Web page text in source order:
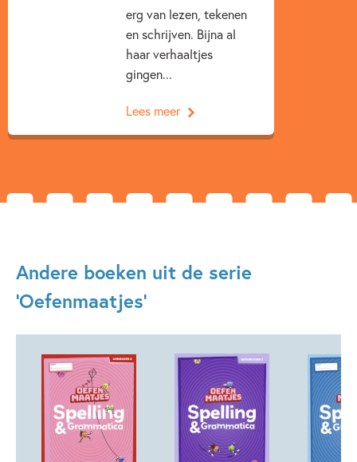
erg van lezen, tekenen
en schrijven. Bijna al
haar verhaaltjes
gingen...
Lees meer
Andere boeken uit de serie
'Oefenmaatjes'